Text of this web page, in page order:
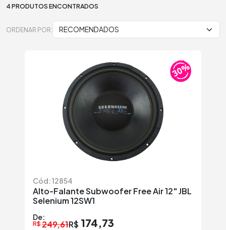
4 PRODUTOS ENCONTRADOS
ORDENAR POR:
Cód: 12854
Alto-Falante Subwoofer Free Air 12" JBL
Selenium 12SW1
De:
R$ 249,61R$ 174,73